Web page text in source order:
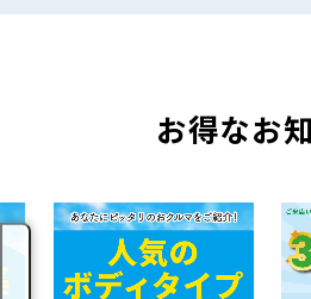
お得なお